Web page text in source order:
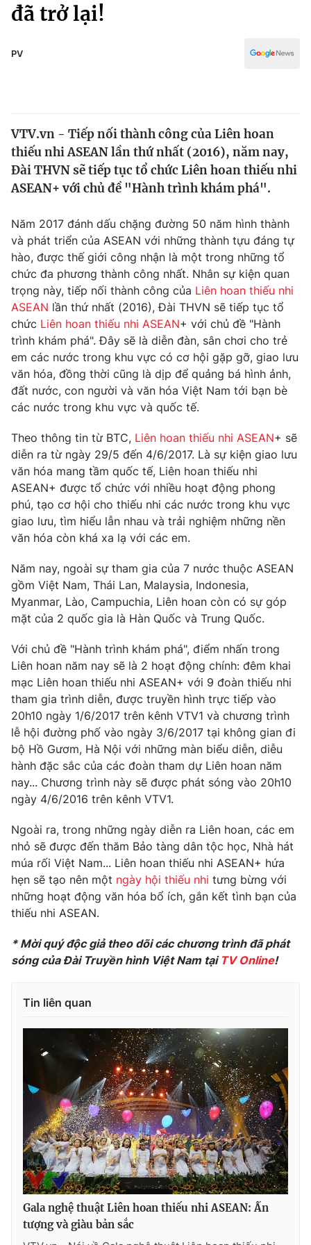
Chính trị
Thế giới
Tin tức
Thế giới đó đây
Câu chuyện quốc tế
Tài chính
Thị trường
Góc doanh nghiệp
Dữ liệu và đời sống
Truyền hình
Phim VTV
Hậu trường
Nhân vật
Khán giả
Giải trí
Điện ảnh
Âm nhạc
Sao
Đời sống
Du lịch
Chất lượng cuộc sống
Giáo dục
Tuyển sinh
Học trực tuyến
Công nghệ
Hitech Công nghệ tương lai
Sản phẩm
Thị trường
Giao lưu trực tuyến
Lịch phát sóng
Chuyên mục khác
Emagazine Podcast
Photo Infographic
Video Shorts video
VTV Money VTV Thể thao
VTV Sức khoẻ Bất động sản
Thị trường 24h Tấm lòng Việt
VTV4 Vươn mình bằng AI
VTV9 VTV8
THỜI BÁO VTV
Cơ quan chủ quản:Đài Truyền hình Việt Nam
Cơ quan báo chí:Thời báo VTV
Giấy phép hoạt động báo in và báo điện tử số 483/GP-BTTTT
cấp ngày 29/12/2023
Tổng Biên tập:Vũ Thanh Thủy
Phó Tổng Biên tập:
Nguyễn Thị Mỹ Hạnh, Phạm Quốc Thắng,
Nguyễn Trọng Ninh
Tổng đài VTV:
Truyền hình
đã trở lại!
PV
VTV.vn - Tiếp nối thành công của Liên hoan
thiếu nhi ASEAN lần thứ nhất (2016), năm nay,
Đài THVN sẽ tiếp tục tổ chức Liên hoan thiếu nhi
ASEAN+ với chủ đề "Hành trình khám phá".
Năm 2017 đánh dấu chặng đường 50 năm hình thành
và phát triển của ASEAN với những thành tựu đáng tự
hào, được thế giới công nhận là một trong những tổ
chức đa phương thành công nhất. Nhân sự kiện quan
trọng này, tiếp nối thành công của Liên hoan thiếu nhi
ASEAN lần thứ nhất (2016), Đài THVN sẽ tiếp tục tổ
chức Liên hoan thiếu nhi ASEAN+ với chủ đề "Hành
trình khám phá". Đây sẽ là diễn đàn, sân chơi cho trẻ
em các nước trong khu vực có cơ hội gặp gỡ, giao lưu
văn hóa, đồng thời cũng là dịp để quảng bá hình ảnh,
đất nước, con người và văn hóa Việt Nam tới bạn bè
các nước trong khu vực và quốc tế.
Theo thông tin từ BTC, Liên hoan thiếu nhi ASEAN+ sẽ
diễn ra từ ngày 29/5 đến 4/6/2017. Là sự kiện giao lưu
văn hóa mang tầm quốc tế, Liên hoan thiếu nhi
ASEAN+ được tổ chức với nhiều hoạt động phong
phú, tạo cơ hội cho thiếu nhi các nước trong khu vực
giao lưu, tìm hiểu lẫn nhau và trải nghiệm những nền
văn hóa còn khá xa lạ với các em.
Năm nay, ngoài sự tham gia của 7 nước thuộc ASEAN
gồm Việt Nam, Thái Lan, Malaysia, Indonesia,
Myanmar, Lào, Campuchia, Liên hoan còn có sự góp
mặt của 2 quốc gia là Hàn Quốc và Trung Quốc.
Với chủ đề "Hành trình khám phá", điểm nhấn trong
Liên hoan năm nay sẽ là 2 hoạt động chính: đêm khai
mạc Liên hoan thiếu nhi ASEAN+ với 9 đoàn thiếu nhi
tham gia trình diễn, được truyền hình trực tiếp vào
20h10 ngày 1/6/2017 trên kênh VTV1 và chương trình
lễ hội đường phố vào ngày 3/6/2017 tại không gian đi
bộ Hồ Gươm, Hà Nội với những màn biểu diễn, diễu
hành đặc sắc của các đoàn tham dự Liên hoan năm
nay... Chương trình này sẽ được phát sóng vào 20h10
ngày 4/6/2016 trên kênh VTV1.
Ngoài ra, trong những ngày diễn ra Liên hoan, các em
nhỏ sẽ được đến thăm Bảo tàng dân tộc học, Nhà hát
múa rối Việt Nam... Liên hoan thiếu nhi ASEAN+ hứa
hẹn sẽ tạo nên một ngày hội thiếu nhi tưng bừng với
những hoạt động văn hóa bổ ích, gắn kết tình bạn của
thiếu nhi ASEAN.
* Mời quý độc giả theo dõi các chương trình đã phát
sóng của Đài Truyền hình Việt Nam tại TV Online!
Tin liên quan
Gala nghệ thuật Liên hoan thiếu nhi ASEAN: Ấn
tượng và giàu bản sắc